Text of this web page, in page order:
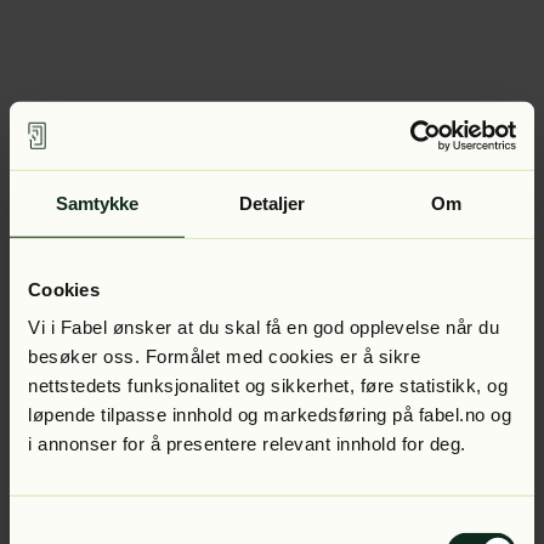
Samtykke Detaljer Om
Cookies
Vi i Fabel ønsker at du skal få en god opplevelse når du
besøker oss. Formålet med cookies er å sikre
nettstedets funksjonalitet og sikkerhet, føre statistikk, og
løpende tilpasse innhold og markedsføring på fabel.no og
i annonser for å presentere relevant innhold for deg.